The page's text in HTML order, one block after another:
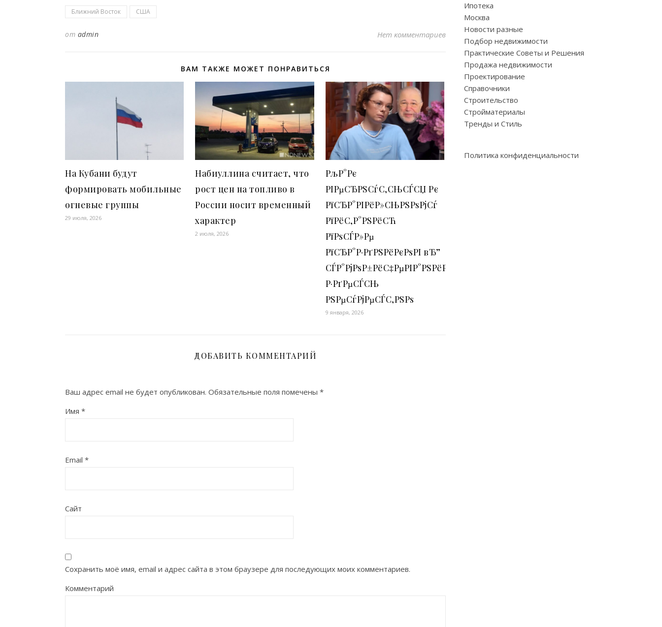
Ближний Восток США
от admin Нет комментариев
ВАМ ТАКЖЕ МОЖЕТ ПОНРАВИТЬСЯ
На Кубани будут
формировать мобильные
огневые группы
29 июля, 2026
Набиуллина считает, что
рост цен на топливо в
России носит временный
характер
2 июля, 2026
РљР°Рє
РІРµСЂРЅСѓС‚СЊСЃСЏ Рє
РїСЂР°РІРёР»СЊРЅРѕРјСѓ
РїРёС‚Р°РЅРёСЋ
РїРѕСЃР»Рµ
РїСЂР°Р·РґРЅРёРєРѕРІ вЂ”
СЃР°РјРѕР±РёС‡РµРІР°РЅРёРµ
Р·РґРµСЃСЊ
РЅРµСѓРјРµСЃС‚РЅРѕ
9 января, 2026
ДОБАВИТЬ КОММЕНТАРИЙ
Ваш адрес email не будет опубликован. Обязательные поля помечены *
Имя *
Email *
Сайт
Сохранить моё имя, email и адрес сайта в этом браузере для последующих моих комментариев.
Комментарий
Ипотека
Москва
Новости разные
Подбор недвижимости
Практические Советы и Решения
Продажа недвижимости
Проектирование
Справочники
Строительство
Стройматериалы
Тренды и Стиль
Политика конфиденциальности